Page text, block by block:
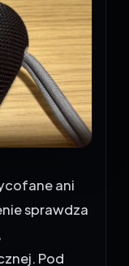
ani
sprawdza
Pod